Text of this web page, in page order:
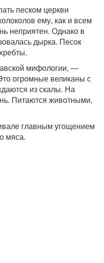
песком церкви
ему, как и всем
неприятен. Однако в
дырка. Песок
мифологии, —
огромные великаны с
из скалы. На
Питаются животными,
главным угощением
мяса.